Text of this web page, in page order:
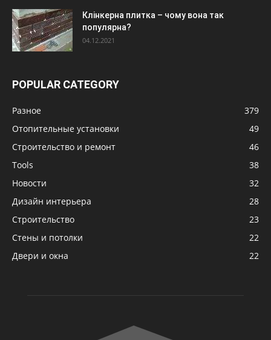
Клінкерна плитка – чому вона так
популярна?
04.12.2021
POPULAR CATEGORY
Разное
379
Отопительные установки
49
Строительство и ремонт
46
Tools
38
Новости
32
Дизайн интерьера
28
Строительство
23
Стены и потолки
22
Двери и окна
22